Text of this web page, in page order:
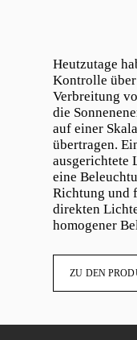
Heutzutage
Kontrolle
Verbreitung
die
auf einer
übertragen.
ausgerichtete
eine
Richtung und
direkten
homogener
ZU DEN